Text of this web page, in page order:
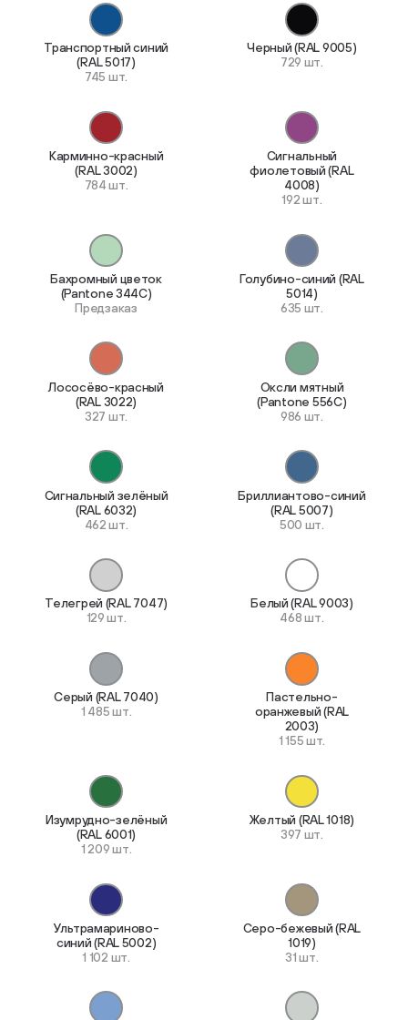
Транспортный синий
(RAL 5017)
745 шт.
Черный (RAL 9005)
729 шт.
Карминно-красный
(RAL 3002)
784 шт.
Сигнальный
фиолетовый (RAL
4008)
192 шт.
Бахромный цветок
(Pantone 344C)
Предзаказ
Голубино-синий (RAL
5014)
635 шт.
Лососёво-красный
(RAL 3022)
327 шт.
Оксли мятный
(Pantone 556C)
986 шт.
Сигнальный зелёный
(RAL 6032)
462 шт.
Бриллиантово-синий
(RAL 5007)
500 шт.
Телегрей (RAL 7047)
129 шт.
Белый (RAL 9003)
468 шт.
Серый (RAL 7040)
1 485 шт.
Пастельно-
оранжевый (RAL
2003)
1 155 шт.
Изумрудно-зелёный
(RAL 6001)
1 209 шт.
Желтый (RAL 1018)
397 шт.
Ультрамариново-
синий (RAL 5002)
1 102 шт.
Серо-бежевый (RAL
1019)
31 шт.